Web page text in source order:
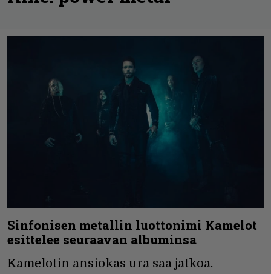
Sinfonisen metallin luottonimi Kamelot
esittelee seuraavan albuminsa
Kamelotin ansiokas ura saa jatkoa.